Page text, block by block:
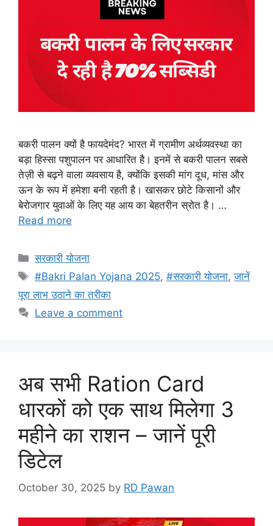
बकरी पालन क्यों है फायदेमंद? भारत में ग्रामीण अर्थव्यवस्था का
बड़ा हिस्सा पशुपालन पर आधारित है। इनमें से बकरी पालन सबसे
तेज़ी से बढ़ने वाला व्यवसाय है, क्योंकि इसकी मांग दूध, मांस और
ऊन के रूप में हमेशा बनी रहती है। खासकर छोटे किसानों और
बेरोजगार युवाओं के लिए यह आय का बेहतरीन स्रोत है। …
Read more
Categories
सरकारी योजना
Tags
#Bakri Palan Yojana 2025,#सरकारी योजना,जानें
पूरा लाभ उठाने का तरीका
Leave a comment
अब सभी Ration Card
धारकों को एक साथ मिलेगा 3
महीने का राशन – जानें पूरी
डिटेल
October 30, 2025 by RD Pawan